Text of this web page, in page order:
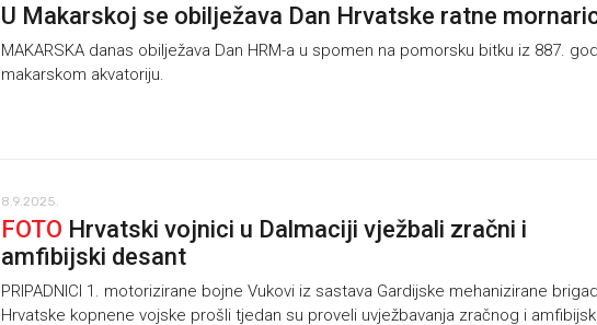
U Makarskoj se obilježava Dan Hrvatske ratne
MAKARSKA danas obilježava Dan HRM-a u spomen na pomorsku bitku iz 887.
makarskom akvatoriju.
8.9.2025.
FOTO Hrvatski vojnici u Dalmaciji vježbali zračni i
amfibijski desant
PRIPADNICI 1. motorizirane bojne Vukovi iz sastava Gardijske mehanizirane
Hrvatske kopnene vojske prošli tjedan su proveli uvježbavanja zračnog i